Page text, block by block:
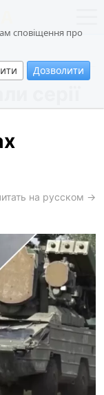
сповіщення про
Дозволити
серії
на русском →